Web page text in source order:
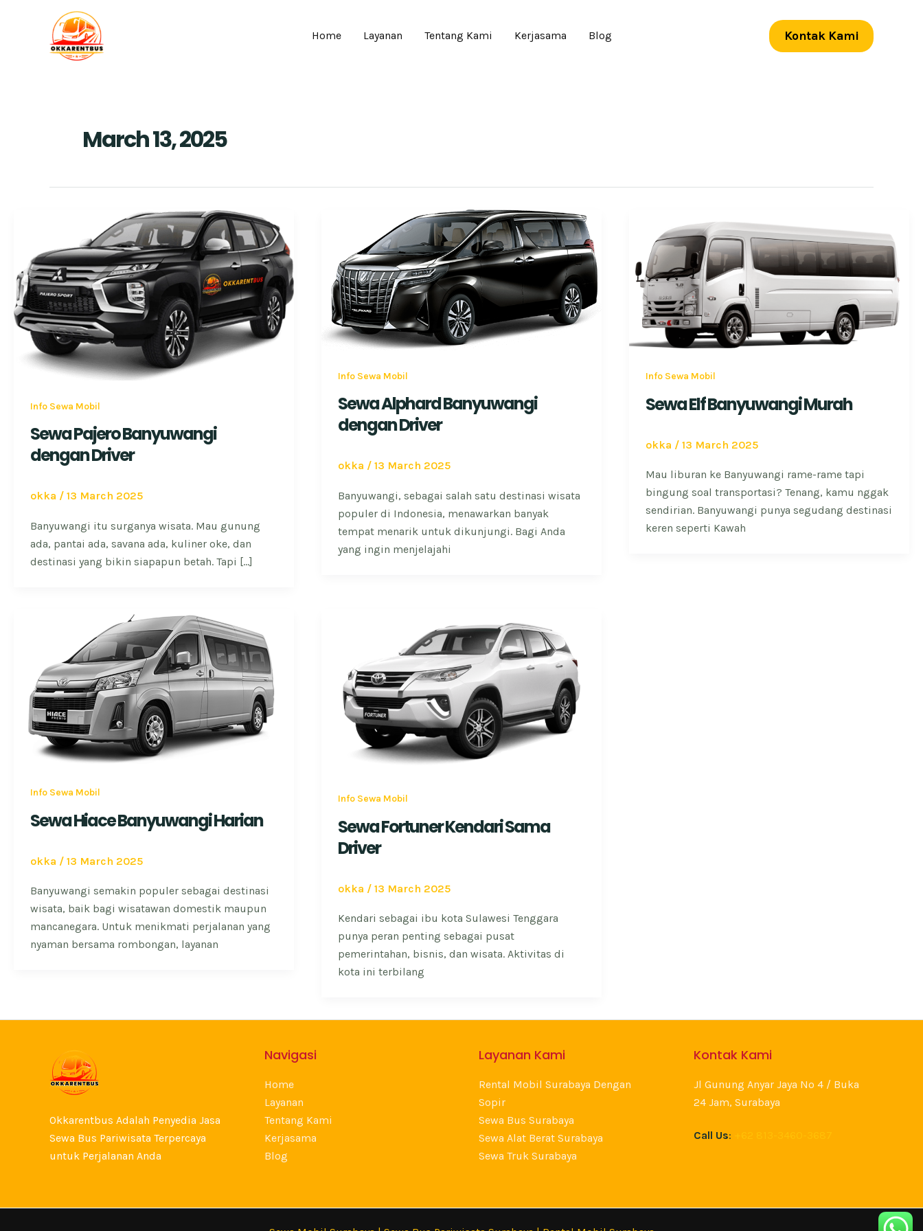
Home Layanan Tentang Kami Kerjasama Blog Kontak Kami
March 13, 2025
Info Sewa Mobil
Sewa Pajero Banyuwangi
dengan Driver
okka / 13 March 2025
Banyuwangi itu surganya wisata. Mau gunung
ada, pantai ada, savana ada, kuliner oke, dan
destinasi yang bikin siapapun betah. Tapi […]
Info Sewa Mobil
Sewa Alphard Banyuwangi
dengan Driver
okka / 13 March 2025
Banyuwangi, sebagai salah satu destinasi wisata
populer di Indonesia, menawarkan banyak
tempat menarik untuk dikunjungi. Bagi Anda
yang ingin menjelajahi
Info Sewa Mobil
Sewa Elf Banyuwangi Murah
okka / 13 March 2025
Mau liburan ke Banyuwangi rame-rame tapi
bingung soal transportasi? Tenang, kamu nggak
sendirian. Banyuwangi punya segudang destinasi
keren seperti Kawah
Info Sewa Mobil
Sewa Hiace Banyuwangi Harian
okka / 13 March 2025
Banyuwangi semakin populer sebagai destinasi
wisata, baik bagi wisatawan domestik maupun
mancanegara. Untuk menikmati perjalanan yang
nyaman bersama rombongan, layanan
Info Sewa Mobil
Sewa Fortuner Kendari Sama
Driver
okka / 13 March 2025
Kendari sebagai ibu kota Sulawesi Tenggara
punya peran penting sebagai pusat
pemerintahan, bisnis, dan wisata. Aktivitas di
kota ini terbilang
Okkarentbus Adalah Penyedia Jasa
Sewa Bus Pariwisata Terpercaya
untuk Perjalanan Anda
Navigasi
Home
Layanan
Tentang Kami
Kerjasama
Blog
Layanan Kami
Rental Mobil Surabaya Dengan
Sopir
Sewa Bus Surabaya
Sewa Alat Berat Surabaya
Sewa Truk Surabaya
Kontak Kami
Jl Gunung Anyar Jaya No 4 / Buka
24 Jam, Surabaya
Call Us: